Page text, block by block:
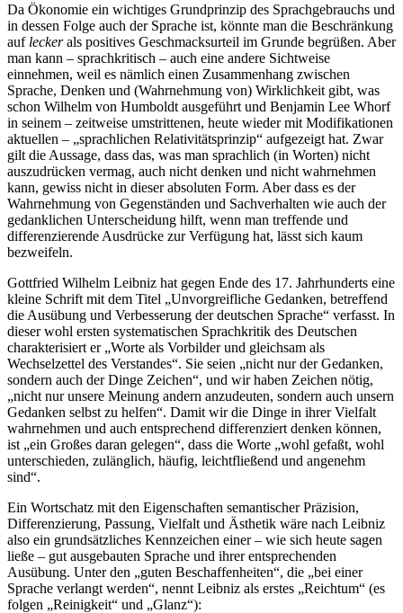
Da Ökonomie ein wichtiges Grundprinzip des Sprachgebrauchs und
in dessen Folge auch der Sprache ist, könnte man die Beschränkung
auf leckerals positives Geschmacksurteil im Grunde begrüßen. Aber
man kann – sprachkritisch – auch eine andere Sichtweise
einnehmen, weil es nämlich einen Zusammenhang zwischen
Sprache, Denken und (Wahrnehmung von) Wirklichkeit gibt, was
schon Wilhelm von Humboldt ausgeführt und Benjamin Lee Whorf
in seinem – zeitweise umstrittenen, heute wieder mit Modifikationen
aktuellen – „sprachlichen Relativitätsprinzip“ aufgezeigt hat. Zwar
gilt die Aussage, dass das, was man sprachlich (in Worten) nicht
auszudrücken vermag, auch nicht denken und nicht wahrnehmen
kann, gewiss nicht in dieser absoluten Form. Aber dass es der
Wahrnehmung von Gegenständen und Sachverhalten wie auch der
gedanklichen Unterscheidung hilft, wenn man treffende und
differenzierende Ausdrücke zur Verfügung hat, lässt sich kaum
bezweifeln.
Gottfried Wilhelm Leibniz hat gegen Ende des 17. Jahrhunderts eine
kleine Schrift mit dem Titel „Unvorgreifliche Gedanken, betreffend
die Ausübung und Verbesserung der deutschen Sprache“ verfasst. In
dieser wohl ersten systematischen Sprachkritik des Deutschen
charakterisiert er „Worte als Vorbilder und gleichsam als
Wechselzettel des Verstandes“. Sie seien „nicht nur der Gedanken,
sondern auch der Dinge Zeichen“, und wir haben Zeichen nötig,
„nicht nur unsere Meinung andern anzudeuten, sondern auch unsern
Gedanken selbst zu helfen“. Damit wir die Dinge in ihrer Vielfalt
wahrnehmen und auch entsprechend differenziert denken können,
ist „ein Großes daran gelegen“, dass die Worte „wohl gefaßt, wohl
unterschieden, zulänglich, häufig, leichtfließend und angenehm
sind“.
Ein Wortschatz mit den Eigenschaften semantischer Präzision,
Differenzierung, Passung, Vielfalt und Ästhetik wäre nach Leibniz
also ein grundsätzliches Kennzeichen einer – wie sich heute sagen
ließe – gut ausgebauten Sprache und ihrer entsprechenden
Ausübung. Unter den „guten Beschaffenheiten“, die „bei einer
Sprache verlangt werden“, nennt Leibniz als erstes „Reichtum“ (es
folgen „Reinigkeit“ und „Glanz“):